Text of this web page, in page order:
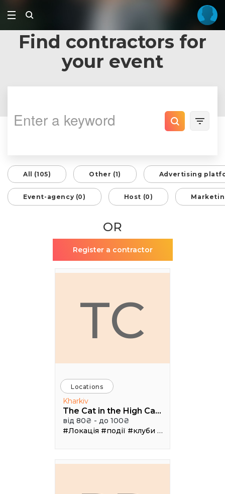
Find contractors for
your event
All (105) Other (1) Advertising
Event-agency (0) Host (0)
OR
Register a contractor
TC
Locations
Kharkiv
The Cat in the High Castle
від 80₴ - до 100₴
#Локація #події #клуби #Зал